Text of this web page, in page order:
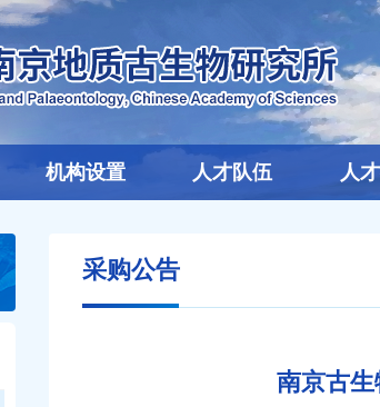
机构设置 人才队伍 人
采购公告
南京古